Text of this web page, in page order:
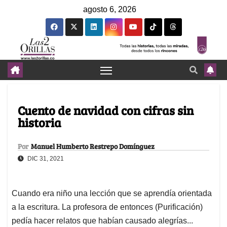
agosto 6, 2026
Cuento de navidad con cifras sin
historia
Por Manuel Humberto Restrepo Domínguez
DIC 31, 2021
Cuando era niño una lección que se aprendía orientada
a la escritura. La profesora de entonces (Purificación)
pedía hacer relatos que habían causado alegrías...